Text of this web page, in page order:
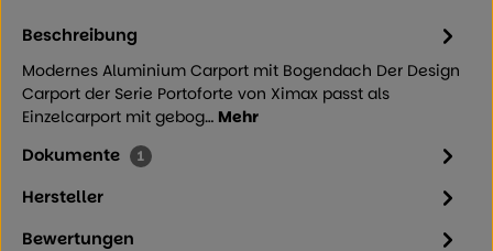
Beschreibung
Modernes Aluminium Carport mit Bogendach Der Design
Carport der Serie Portoforte von Ximax passt als
Einzelcarport mit gebog… Mehr
Dokumente 1
Hersteller
Bewertungen